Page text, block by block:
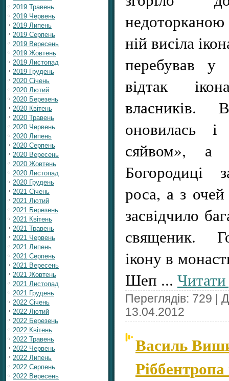
2019 Травень
2019 Червень
2019 Липень
2019 Серпень
2019 Вересень
2019 Жовтень
2019 Листопад
2019 Грудень
2020 Січень
2020 Лютий
2020 Березень
2020 Квітень
2020 Травень
2020 Червень
2020 Липень
2020 Серпень
2020 Вересень
2020 Жовтень
2020 Листопад
2020 Грудень
2021 Січень
2021 Лютий
2021 Березень
2021 Квітень
2021 Травень
2021 Червень
2021 Липень
2021 Серпень
2021 Вересень
2021 Жовтень
2021 Листопад
2021 Грудень
2022 Січень
2022 Лютий
2022 Березень
2022 Квітень
2022 Травень
2022 Червень
2022 Липень
2022 Серпень
2022 Вересень
ній висіла
перебував у
відтак
оновилась і
сяйвом», а
Богородиці
роса, а з
засвідчило
священик.
ікону в
Шеп ... Читати
Переглядів: 729 |
13.04.2012
Василь